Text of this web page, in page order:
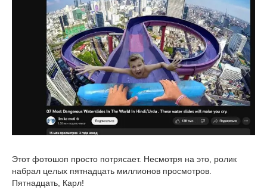
Этот фотошоп просто потрясает. Несмотря на это, ролик
набрал целых пятнадцать миллионов просмотров.
Пятнадцать, Карл!